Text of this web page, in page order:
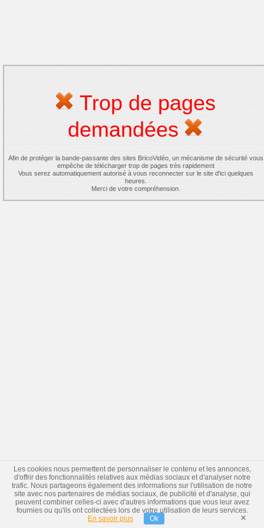
Trop de pages
demandées
Afin de protéger la bande-passante des sites BricoVidéo, un mécanisme de sécurité vous
empêche de télécharger trop de pages très rapidement
Vous serez automatiquement autorisé à vous reconnecter sur le site d'ici quelques
heures.
Merci de votre compréhension.
Les cookies nous permettent de personnaliser le contenu et les annonces,
d'offrir des fonctionnalités relatives aux médias sociaux et d'analyser notre
trafic. Nous partageons également des informations sur l'utilisation de notre
site avec nos partenaires de médias sociaux, de publicité et d'analyse, qui
peuvent combiner celles-ci avec d'autres informations que vous leur avez
fournies ou qu'ils ont collectées lors de votre utilisation de leurs services.
En savoir plus
Ok ×